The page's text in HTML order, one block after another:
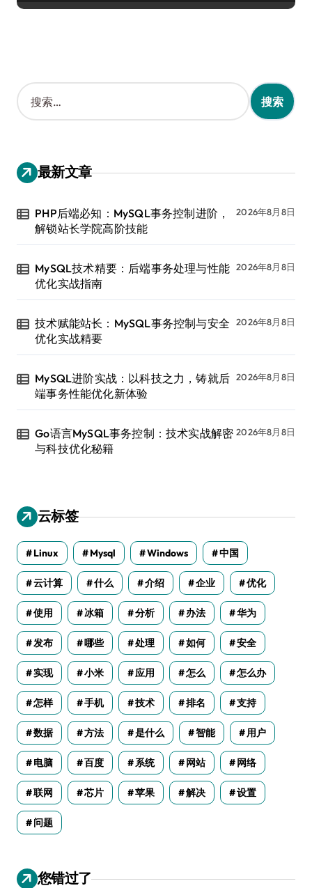
搜
索
：
最新文章
PHP后端必知：MySQL事务控制进阶，
解锁站长学院高阶技能
2026年8月8日
MySQL技术精要：后端事务处理与性能
优化实战指南
2026年8月8日
技术赋能站长：MySQL事务控制与安全
优化实战精要
2026年8月8日
MySQL进阶实战：以科技之力，铸就后
端事务性能优化新体验
2026年8月8日
Go语言MySQL事务控制：技术实战解密
与科技优化秘籍
2026年8月8日
云标签
Linux Mysql Windows 中国
云计算 什么 介绍 企业 优化
使用 冰箱 分析 办法 华为
发布 哪些 处理 如何 安全
实现 小米 应用 怎么 怎么办
怎样 手机 技术 排名 支持
数据 方法 是什么 智能 用户
电脑 百度 系统 网站 网络
联网 芯片 苹果 解决 设置
问题
您错过了